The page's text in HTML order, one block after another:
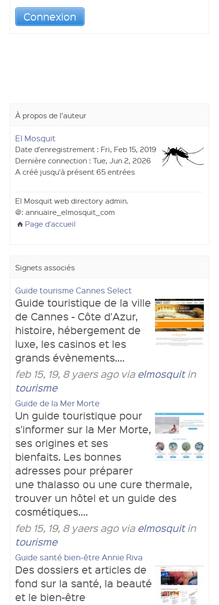
Connexion
À propos de l'auteur
El Mosquit
Date d'enregistrement : Fri, Feb 15, 2019
Dernière connection : Tue, Jun 2, 2026
A créé jusqu'à présent 65 entrées
El Mosquit web directory admin.
@: annuaire_elmosquit_com
Page d'accueil
Signets associés
Guide tourisme Cannes Select
Guide touristique de la ville
de Cannes - Côte d'Azur,
histoire, hébergement de
luxe, les casinos et les
grands évènements....
feb 15, 19, 8 yaers ago via elmosquitin
tourisme
Guide de la Mer Morte
Un guide touristique pour
s'informer sur la Mer Morte,
ses origines et ses
bienfaits. Les bonnes
adresses pour préparer
une thalasso ou une cure thermale,
trouver un hôtel et un guide des
cosmétiques....
feb 15, 19, 8 yaers ago via elmosquitin
tourisme
Guide santé bien-être Annie Riva
Des dossiers et articles de
fond sur la santé, la beauté
et le bien-être